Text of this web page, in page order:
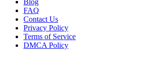
Blog
FAQ
Contact Us
Privacy Policy
Terms of Service
DMCA Policy